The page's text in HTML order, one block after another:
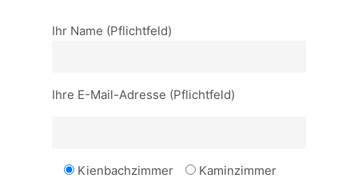
Ihr Name (Pflichtfeld)
Ihre E-Mail-Adresse (Pflichtfeld)
Kienbachzimmer
Kaminzimmer